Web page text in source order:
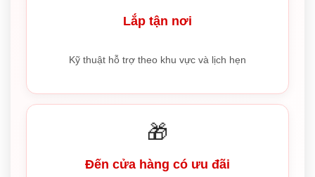
Lắp tận nơi
Kỹ thuật hỗ trợ theo khu vực và lịch hẹn
🎁
Đến cửa hàng có ưu đãi